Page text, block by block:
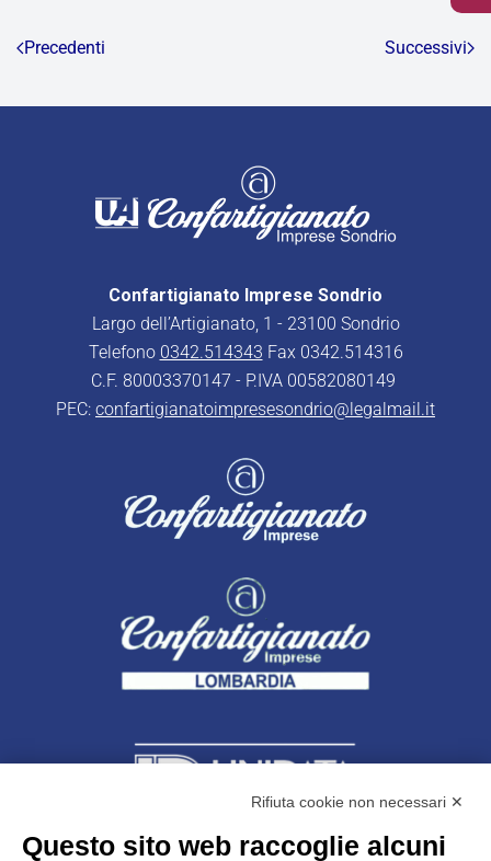
Precedenti Successivi
Confartigianato Imprese Sondrio
Largo dell’Artigianato, 1 - 23100 Sondrio
Telefono 0342.514343 Fax 0342.514316
C.F. 80003370147 - P.IVA 00582080149
PEC: confartigianatoimpresesondrio@legalmail.it
Rifiuta cookie non necessari ✕
Questo sito web raccoglie alcuni